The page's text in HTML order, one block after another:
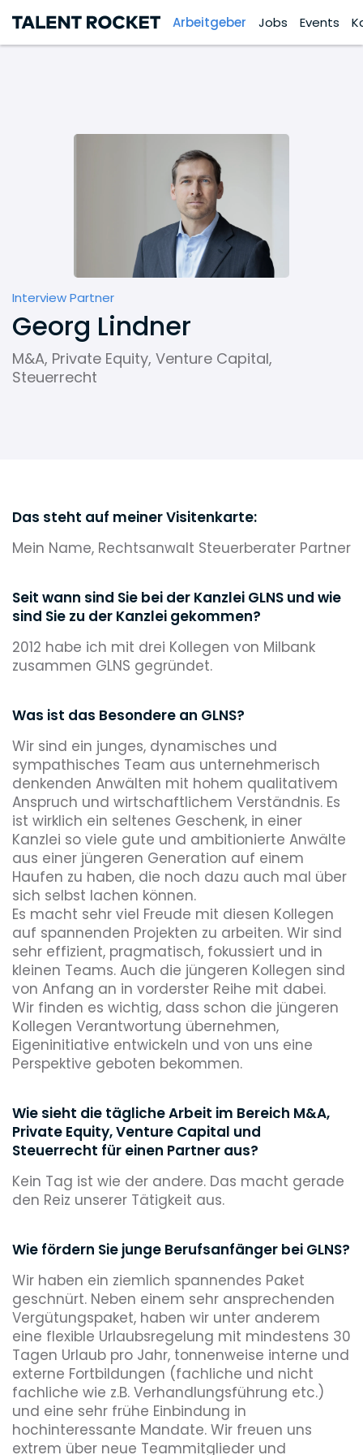
Arbeitgeber Jobs Events
Interview Partner
Georg Lindner
M&A, Private Equity, Venture Capital,
Steuerrecht
Das steht auf meiner Visitenkarte:
Mein Name, Rechtsanwalt Steuerberater Partner
Seit wann sind Sie bei der Kanzlei GLNS und wie
sind Sie zu der Kanzlei gekommen?
2012 habe ich mit drei Kollegen von Milbank
zusammen GLNS gegründet.
Was ist das Besondere an GLNS?
Wir sind ein junges, dynamisches und
sympathisches Team aus unternehmerisch
denkenden Anwälten mit hohem qualitativem
Anspruch und wirtschaftlichem Verständnis. Es
ist wirklich ein seltenes Geschenk, in einer
Kanzlei so viele gute und ambitionierte Anwälte
aus einer jüngeren Generation auf einem
Haufen zu haben, die noch dazu auch mal über
sich selbst lachen können.
Es macht sehr viel Freude mit diesen Kollegen
auf spannenden Projekten zu arbeiten. Wir sind
sehr effizient, pragmatisch, fokussiert und in
kleinen Teams. Auch die jüngeren Kollegen sind
von Anfang an in vorderster Reihe mit dabei.
Wir finden es wichtig, dass schon die jüngeren
Kollegen Verantwortung übernehmen,
Eigeninitiative entwickeln und von uns eine
Perspektive geboten bekommen.
Wie sieht die tägliche Arbeit im Bereich M&A,
Private Equity, Venture Capital und
Steuerrecht für einen Partner aus?
Kein Tag ist wie der andere. Das macht gerade
den Reiz unserer Tätigkeit aus.
Wie fördern Sie junge Berufsanfänger bei GLNS?
Wir haben ein ziemlich spannendes Paket
geschnürt. Neben einem sehr ansprechenden
Vergütungspaket, haben wir unter anderem
eine flexible Urlaubsregelung mit mindestens 30
Tagen Urlaub pro Jahr, tonnenweise interne und
externe Fortbildungen (fachliche und nicht
fachliche wie z.B. Verhandlungsführung etc.)
und eine sehr frühe Einbindung in
hochinteressante Mandate. Wir freuen uns
extrem über neue Teammitglieder und